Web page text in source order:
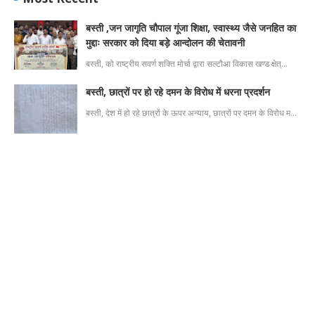
बस्ती ,जन जागृति चौपाल गूंजा शिक्षा, स्वास्थ्य जैसे जनहित का
मुद्दाः सरकार को दिया बड़े आन्दोलन की चेतावनी
बस्ती, को राष्ट्रीय सवर्ण शक्ति मोर्चा द्वारा सल्टौआ विकास खण्ड क्षेत्…
बस्ती, छात्रों पर हो रहे दमन के विरोध में धरना प्रदर्शन
बस्ती, देश में हो रहे छात्रों के ऊपर अन्याय, छात्रों पर दमन के विरोध म…